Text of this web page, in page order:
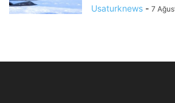
Usaturknews - 7